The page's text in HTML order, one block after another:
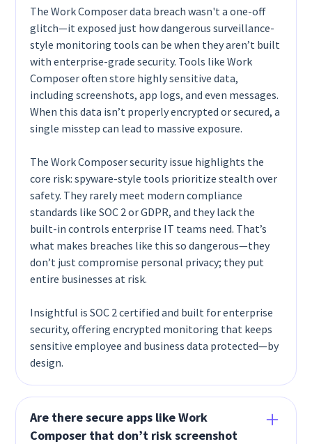
The Work Composer data breach wasn't a one-off
glitch—it exposed just how dangerous surveillance-
style monitoring tools can be when they aren’t built
with enterprise-grade security. Tools like Work
Composer often store highly sensitive data,
including screenshots, app logs, and even messages.
When this data isn’t properly encrypted or secured, a
single misstep can lead to massive exposure.
The Work Composer security issue highlights the
core risk: spyware-style tools prioritize stealth over
safety. They rarely meet modern compliance
standards like SOC 2 or GDPR, and they lack the
built-in controls enterprise IT teams need. That’s
what makes breaches like this so dangerous—they
don’t just compromise personal privacy; they put
entire businesses at risk.
Insightful is SOC 2 certified and built for enterprise
security, offering encrypted monitoring that keeps
sensitive employee and business data protected—by
design.
Are there secure apps like Work
Composer that don’t risk screenshot